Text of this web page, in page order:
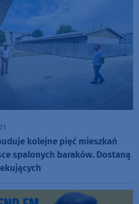
kolejne pięć mieszkań
spalonych baraków. Dostaną